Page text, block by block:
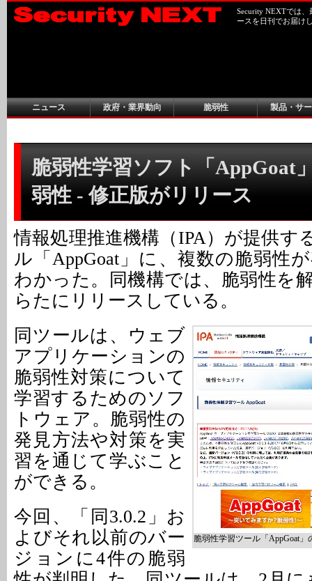
Security NEXTでは
ースを日刊でお届け
ニュース 政府・業界動向 脆弱性 製品・サ
脆弱性学習ソフト「AppGoat
弱性 - 修正版がリリース
情報処理推進機構（IPA）が提供す
ル「AppGoat」に、複数の脆弱性
わかった。同機構では、脆弱性を
らたにリリースしている。
脆弱性学習ツール「AppGoat
同ツールは、ウェブ
アプリケーションの
脆弱性対策について
学習するためのソフ
トウェア。脆弱性の
発見方法や対策を実
習を通じて学ぶこと
ができる。
今回、「同3.0.2」お
よびそれ以前のバー
ジョンに4件の脆弱